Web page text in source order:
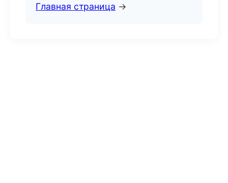
Главная страница →